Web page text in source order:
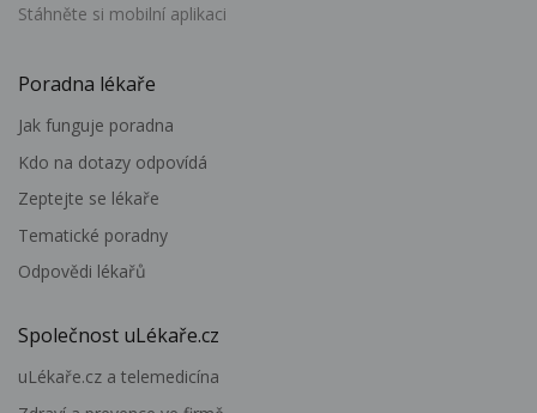
Stáhněte si mobilní aplikaci
Poradna lékaře
Jak funguje poradna
Kdo na dotazy odpovídá
Zeptejte se lékaře
Tematické poradny
Odpovědi lékařů
Společnost uLékaře.cz
uLékaře.cz a telemedicína